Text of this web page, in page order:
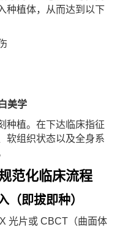
种植体，从而达到以下
美学
种植。在下达临床指征
软组织状态以及全身系
范化临床流程
（即拔即种）
光片或 CBCT（曲面体